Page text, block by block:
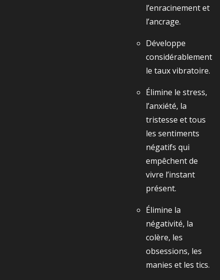
l’enracinement et
l’ancrage.
Développe
considérablement
le taux vibratoire.
Élimine le stress,
l’anxiété, la
tristesse et tous
les sentiments
négatifs qui
empêchent de
vivre l’instant
présent.
Élimine la
négativité, la
colère, les
obsessions, les
manies et les tics.